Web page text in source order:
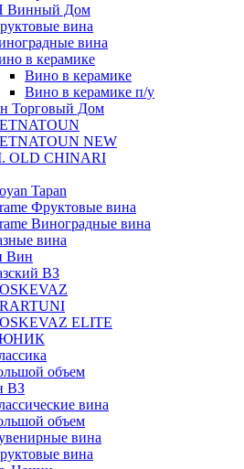
Дом
вина
вина
в керамике
Вино в керамике
Вино в керамике п/у
Торговый Дом
NEW
OLD CHINARI
Tapan
Фруктовые вина
Виноградные вина
вина
Вин
ВЗ
ELITE
объем
ВЗ
вина
объем
вина
вина